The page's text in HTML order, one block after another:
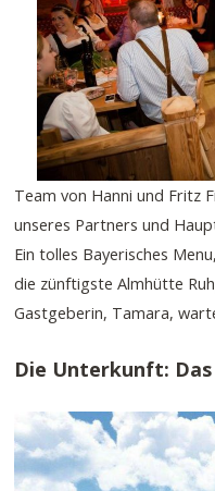
Team von Hanni und Fritz
unseres Partners und
Ein tolles Bayerisches
die zünftigste Almhütte
Gastgeberin, Tamara,
Die Unterkunft: